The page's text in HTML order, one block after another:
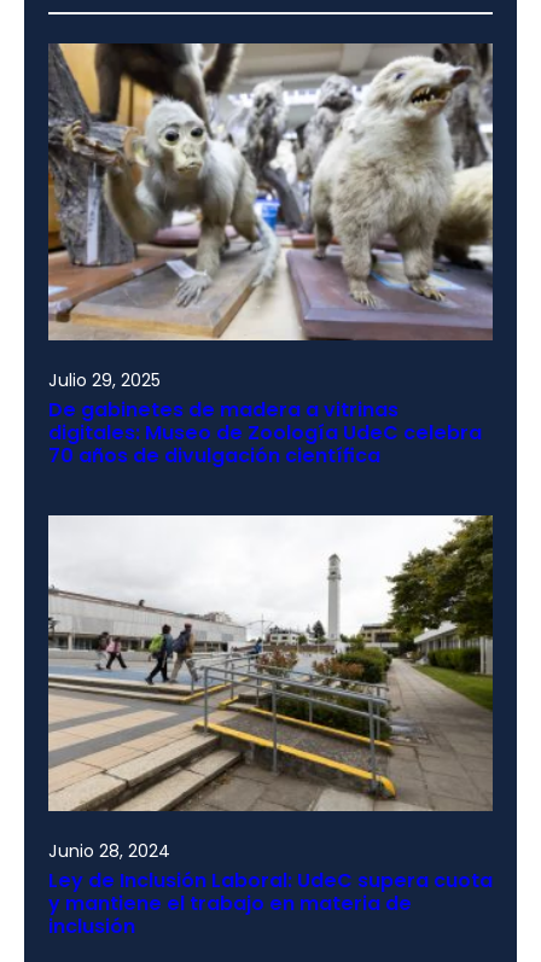
Julio 29, 2025
De gabinetes de madera a vitrinas
digitales: Museo de Zoología UdeC celebra
70 años de divulgación científica
Junio 28, 2024
Ley de Inclusión Laboral: UdeC supera cuota
y mantiene el trabajo en materia de
inclusión